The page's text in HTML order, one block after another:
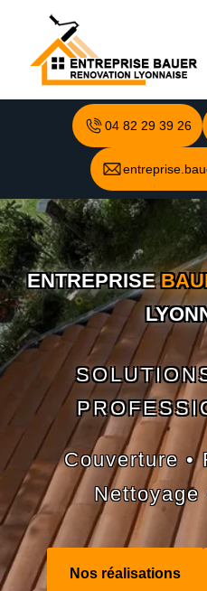
04 82 29 39 26
ENTREPRISE
Couverture •
Nettoyage
Nos réalisations